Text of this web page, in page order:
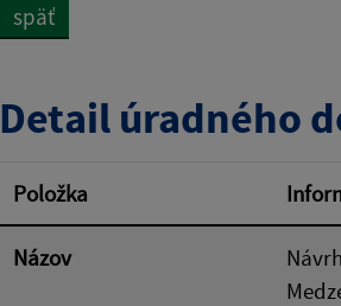
Filtrovať
späť
Detail úradného
Položka
Názov